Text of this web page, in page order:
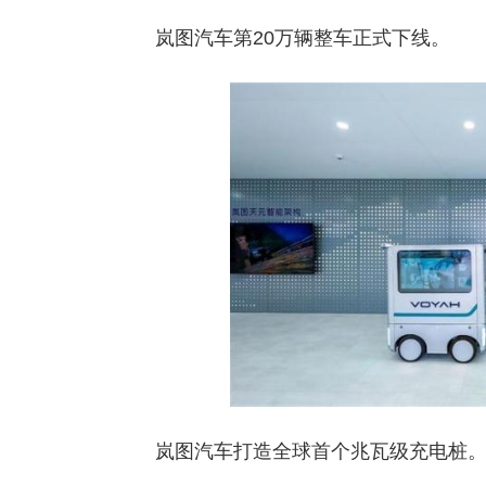
岚图汽车第20万辆整车正式下线。
岚图汽车打造全球首个兆瓦级充电桩。